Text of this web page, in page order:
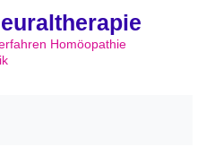
Homöopathie